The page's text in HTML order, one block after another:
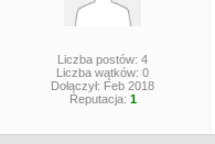
Liczba postów: 4
Liczba wątków: 0
Dołączył: Feb 2018
Reputacja: 1